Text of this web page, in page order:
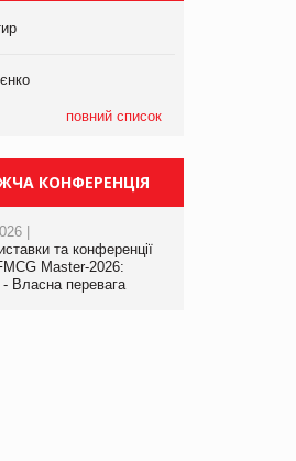
на
повний список
КОНФЕРЕНЦІЯ
|
та конференції
Master-2026:
Власна перевага